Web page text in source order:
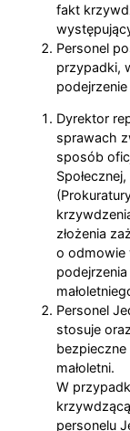
fakt
Personel
przypadki,
Dyrektor
sprawach
sposób
złożenia
o odmowie
Personel
stosuje
bezpieczne
małoletni.
W
personelu